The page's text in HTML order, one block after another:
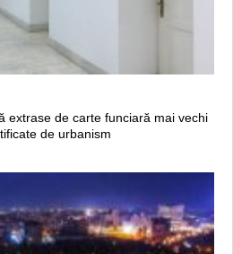
extrase de carte funciară mai vechi
de urbanism